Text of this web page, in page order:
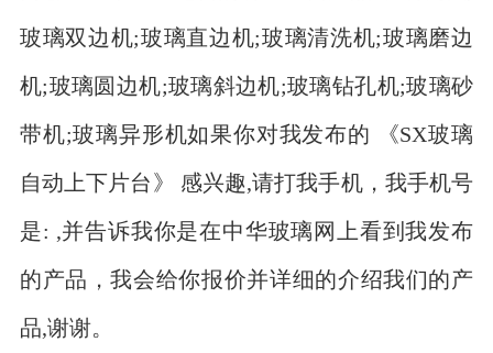
玻璃双边机;玻璃直边机;玻璃清洗机;玻璃磨边
机;玻璃圆边机;玻璃斜边机;玻璃钻孔机;玻璃砂
带机;玻璃异形机如果你对我发布的 《SX玻璃
自动上下片台》 感兴趣,请打我手机，我手机号
是: ,并告诉我你是在中华玻璃网上看到我发布
的产品，我会给你报价并详细的介绍我们的产
品,谢谢。